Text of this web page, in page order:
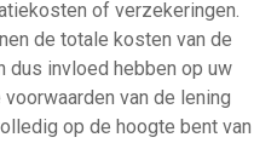
of verzekeringen.
de totale kosten van de
dus invloed hebben op uw
van de lening
op de hoogte bent van